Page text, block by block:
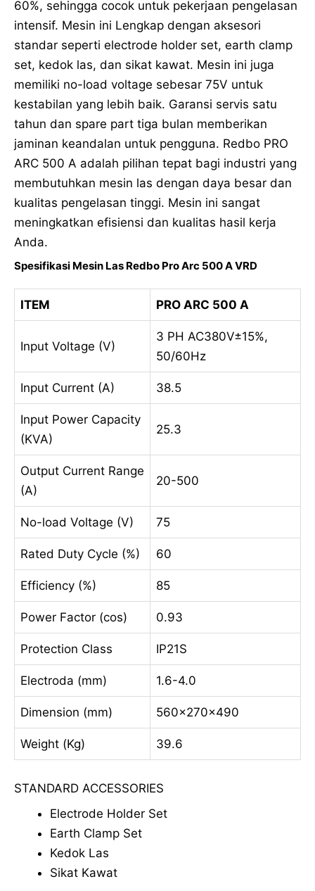
60%, sehingga cocok untuk pekerjaan pengelasan
intensif. Mesin ini Lengkap dengan aksesori
standar seperti electrode holder set, earth clamp
set, kedok las, dan sikat kawat. Mesin ini juga
memiliki no-load voltage sebesar 75V untuk
kestabilan yang lebih baik. Garansi servis satu
tahun dan spare part tiga bulan memberikan
jaminan keandalan untuk pengguna. Redbo PRO
ARC 500 A adalah pilihan tepat bagi industri yang
membutuhkan mesin las dengan daya besar dan
kualitas pengelasan tinggi. Mesin ini sangat
meningkatkan efisiensi dan kualitas hasil kerja
Anda.
Spesifikasi Mesin Las Redbo Pro Arc 500 A VRD
ITEM PRO ARC 500 A
Input Voltage (V)
3 PH AC380V±15%,
50/60Hz
Input Current (A) 38.5
Input Power Capacity
(KVA)
25.3
Output Current Range
(A)
20-500
No-load Voltage (V) 75
Rated Duty Cycle (%) 60
Efficiency (%) 85
Power Factor (cos) 0.93
Protection Class IP21S
Electroda (mm) 1.6-4.0
Dimension (mm) 560x270x490
Weight (Kg) 39.6
STANDARD ACCESSORIES
Electrode Holder Set
Earth Clamp Set
Kedok Las
Sikat Kawat